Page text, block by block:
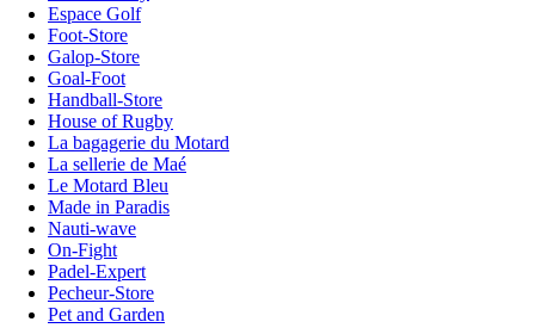
Espace Golf
Foot-Store
Galop-Store
Goal-Foot
Handball-Store
House of Rugby
La bagagerie du Motard
La sellerie de Maé
Le Motard Bleu
Made in Paradis
Nauti-wave
On-Fight
Padel-Expert
Pecheur-Store
Pet and Garden